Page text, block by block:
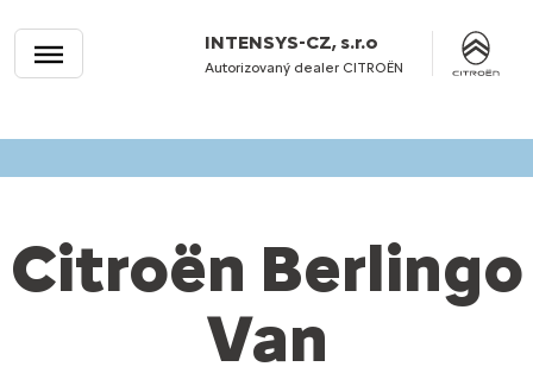
INTENSYS-CZ, s.r.o
Autorizovaný dealer CITROËN
Citroën Berlingo
Van